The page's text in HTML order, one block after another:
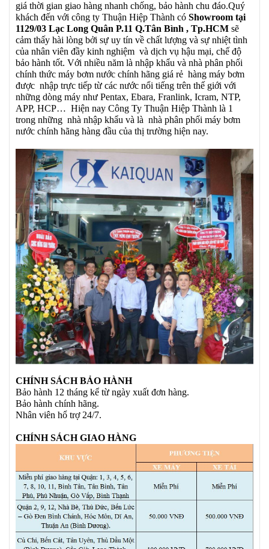
giá thời gian giao hàng nhanh chống, bảo hành chu đáo.Quý
khách đến với công ty Thuận Hiệp Thành có Showroom tại
1129/03 Lạc Long Quân P.11 Q.Tân Bình , Tp.HCM sẽ
cảm thấy hài lòng bởi sự uy tín về chất lượng và sự nhiệt tình
của nhân viên đầy kinh nghiệm và dịch vụ hậu mại, chế độ
bảo hành tốt. Với nhiều năm là nhập khẩu và nhà phân phối
chính thức máy bơm nước chính hãng giá rẻ hàng máy bơm
được nhập trực tiếp từ các nước nổi tiếng trên thế giới với
những dòng máy như Pentax, Ebara, Franlink, Icram, NTP,
APP, HCP… Hiện nay Công Ty Thuận Hiệp Thành là 1
trong những nhà nhập khẩu và là nhà phân phối máy bơm
nước chính hãng hàng đầu của thị trường hiện nay.
CHÍNH SÁCH BẢO HÀNH
Bảo hành 12 tháng kể từ ngày xuất đơn hàng.
Bảo hành chính hãng.
Nhân viên hổ trợ 24/7.
CHÍNH SÁCH GIAO HÀNG